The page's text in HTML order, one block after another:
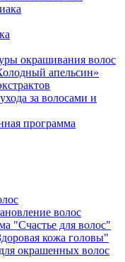
окрашивания волос
апельсин»
за волосами и
программа
волос
"Счастье для волос"
кожа головы"
окрашенных волос